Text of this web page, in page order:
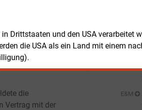
Drittstaaten und den USA verarbeitet
die USA als ein Land mit einem
für die
werden.
die
Vertrag mit der
E&M
E&M